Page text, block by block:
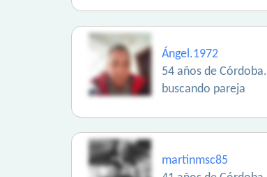
Ángel.1972
54 años de Córdoba.
buscando pareja
martinmsc85